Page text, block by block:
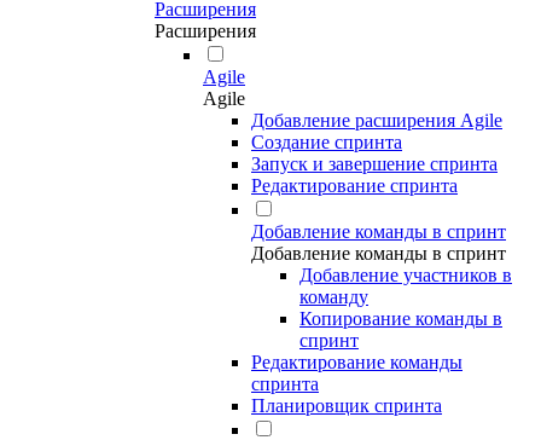
Расширения
Расширения
Agile
Agile
Добавление расширения Agile
Создание спринта
Запуск и завершение спринта
Редактирование спринта
Добавление команды в спринт
Добавление команды в спринт
Добавление участников в
команду
Копирование команды в
спринт
Редактирование команды
спринта
Планировщик спринта